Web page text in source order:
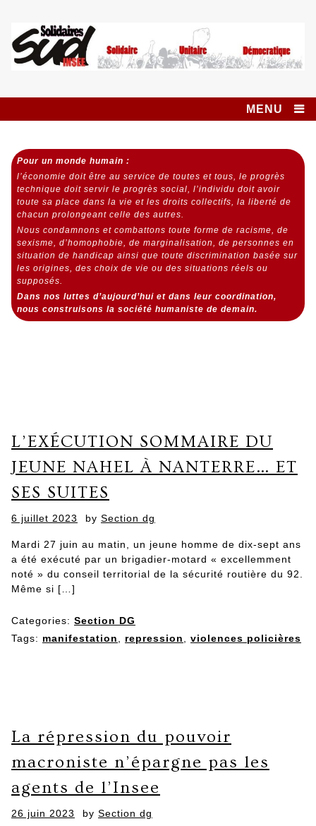
content
Syndicat SUD
INSEE SOLIDAIRES
MENU
Pour un monde humain :
l’économie doit être au service de toutes et tous,le progrès
technique doit servir le progrès social,l’individu doit avoir
toute sa place dans la vie et les droits collectifs, la liberté de
chacun prolongeant celle des autres.
Nous condamnons et combattons toute forme de racisme, de
sexisme, d’homophobie, de marginalisation, de personnes en
situation de handicap ainsi que toute discrimination basée sur
les origines, des choix de vie ou des situations réels ou
supposés.
Dans nos luttes d’aujourd’hui et dans leur coordination,
nous construisons la société humaniste de demain.
L’EXÉCUTION SOMMAIRE DU
JEUNE NAHEL À NANTERRE… ET
SES SUITES
Posted
6 juillet 2023 by Section dg
Mardi 27 juin au matin, un jeune homme de dix-sept ans
a été exécuté par un brigadier-motard « excellemment
noté » du conseil territorial de la sécurité routière du 92.
Même si […]
Categories: Section DG
Tags: manifestation repression violences policières
La répression du pouvoir
macroniste n’épargne pas les
agents de l’Insee
Posted
26 juin 2023 by Section dg